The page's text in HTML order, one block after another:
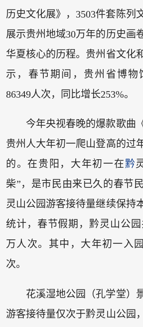
历史文化展》，3503件套陈列
展示贵州地域30万年的历史画
华夏核心的历程。贵州省文化
示，春节期间，贵州省博物
86349人次，同比增长253%。
今年央视春晚的爆款歌曲
贵州人大年初一爬山登高的过
的。在贵阳，大年初一在黔
柴”，是市民由来已久的春节
灵山公园游客接待量继续保持
统计，春节假期，黔灵山公园
万人次。其中，大年初一入
次。
花溪湿地公园（孔学堂）
游客接待量仅次于黔灵山公园